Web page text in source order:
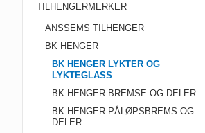
TILHENGERMERKER
ANSSEMS TILHENGER
BK HENGER
BK HENGER LYKTER OG
LYKTEGLASS
BK HENGER BREMSE OG DELER
BK HENGER PÅLØPSBREMS OG
DELER